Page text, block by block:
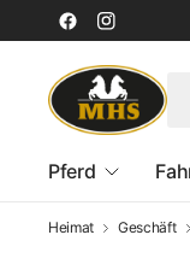
Pferd
Heimat Geschäft